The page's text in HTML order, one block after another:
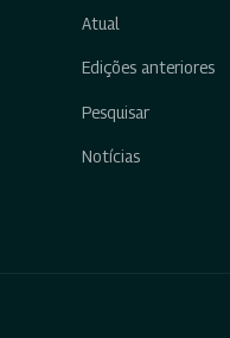
Atual
Edições anteriores
Pesquisar
Notícias